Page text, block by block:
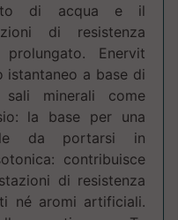
di acqua e il
di resistenza
Enervit
istantaneo a base di
minerali come
la base per una
da portarsi in
contribuisce
di resistenza
né aromi artificiali.